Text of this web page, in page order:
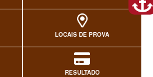
LOCAIS DE PROVA
RESULTADO